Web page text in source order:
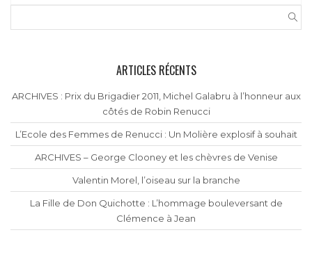
ARTICLES RÉCENTS
ARCHIVES : Prix du Brigadier 2011, Michel Galabru à l’honneur aux
côtés de Robin Renucci
L’Ecole des Femmes de Renucci : Un Molière explosif à souhait
ARCHIVES – George Clooney et les chèvres de Venise
Valentin Morel, l’oiseau sur la branche
La Fille de Don Quichotte : L’hommage bouleversant de
Clémence à Jean